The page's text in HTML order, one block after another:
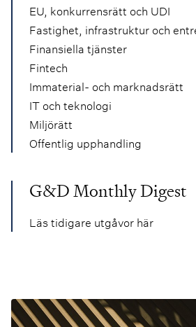
EU, konkurrensrätt och UDI
Fastighet, infrastruktur och
Finansiella tjänster
Fintech
Immaterial- och marknadsrätt
IT och teknologi
Miljörätt
Offentlig upphandling
G&D Monthly Digest
Läs tidigare utgåvor här